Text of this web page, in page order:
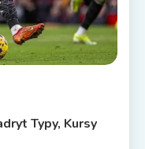
Typy, Kursy